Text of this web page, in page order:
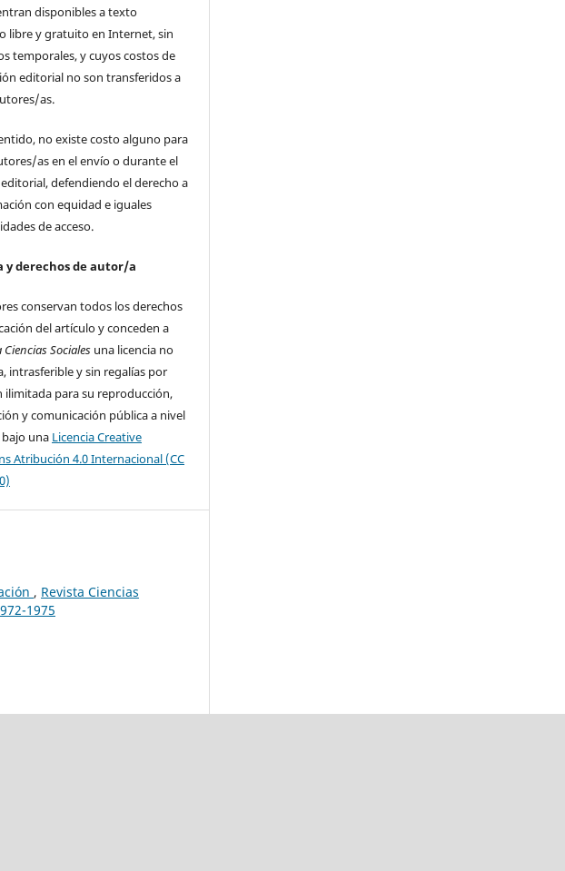
disponibles a texto
libre y gratuito en Internet, sin
temporales, y cuyos costos de
editorial no son transferidos a
as.
no existe costo alguno para
as en el envío o durante el
defendiendo el derecho a
con equidad e iguales
de acceso.
y derechos de autor/a
conservan todos los derechos
del artículo y conceden a
Ciencias Sociales una licencia no
intrasferible y sin regalías por
ilimitada para su reproducción,
y comunicación pública a nivel
una Licencia Creative
Atribución 4.0 Internacional (CC
, Revista Ciencias
1975